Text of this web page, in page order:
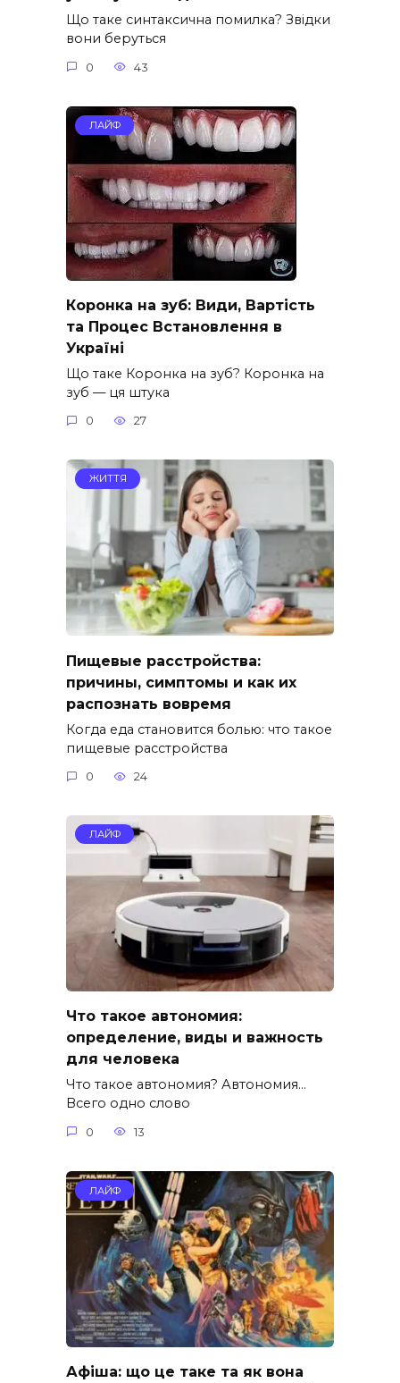
Що таке синтаксична помилка? Звідки
вони беруться
0 43
ЛАЙФ
Коронка на зуб: Види, Вартість
та Процес Встановлення в
Україні
Що таке Коронка на зуб? Коронка на
зуб — ця штука
0 27
ЖИТТЯ
Пищевые расстройства:
причины, симптомы и как их
распознать вовремя
Когда еда становится болью: что такое
пищевые расстройства
0 24
ЛАЙФ
Что такое автономия:
определение, виды и важность
для человека
Что такое автономия? Автономия…
Всего одно слово
0 13
ЛАЙФ
Афіша: що це таке та як вона